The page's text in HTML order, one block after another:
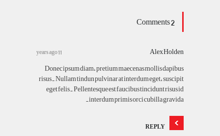
2 Comments
Alex Holden
11 years ago
Donec ipsum diam, pretium maecenas mollis dapibus
risus. Nullam tindun pulvinar at interdum eget, suscipit
eget felis. Pellentesque est faucibus tincidunt risus id
interdum primis orci cubilla gravida.
REPLY